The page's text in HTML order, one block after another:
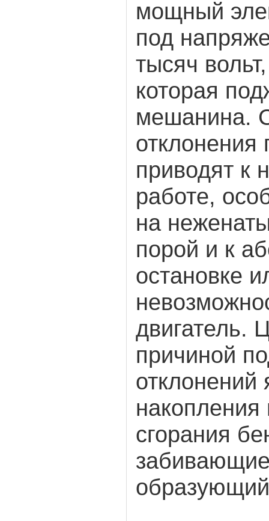
мощный
под
тысяч
которая
мешанина.
отклонения
приводят к
работе,
на
порой и к
остановке
двигатель.
причиной
отклонений
накопления
сгорания